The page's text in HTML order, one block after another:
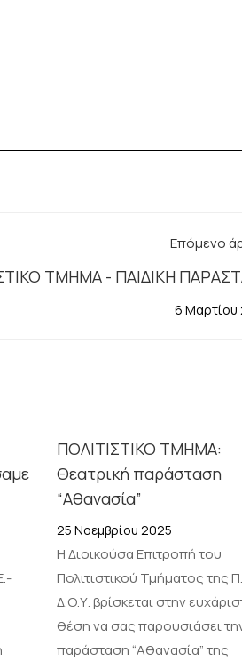
Επόμενο
ΤΜΗΜΑ - ΠΑΙΔΙΚΗ
Βόλο-Σέρρες): «Ο6 Μαρτίου
ΠΟΛΙΤΙΣΤΙΚΟ ΤΜΗΜΑ:
Θεατρική παράσταση
“Αθανασία”
25 Νοεμβρίου 2025
Η Διοικούσα Επιτροπή του
Πολιτιστικού Τμήματος της
Δ.Ο.Υ. βρίσκεται στην
θέση να σας παρουσιάσει
παράσταση “Αθανασία” της